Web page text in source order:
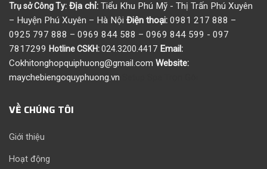
Trụ sở Công Ty: Địa chỉ: Tiểu Khu Phú Mỹ - Thị Trấn Phú Xuyên
– Huyện Phú Xuyên – Hà Nội Điện thoại: 0981 217 888 –
0925 797 888 – 0969 844 588 – 0969 844 599 - 097
7817299 Hotline CSKH:024.3200.4417 Email:
Cokhitonghopquiphuong@gmail.com Website:
maychebiengoquyphuong.vn
VỀ CHÚNG TÔI
Giới thiệu
Hoạt động